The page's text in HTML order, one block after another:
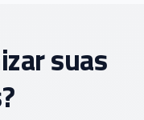
suas